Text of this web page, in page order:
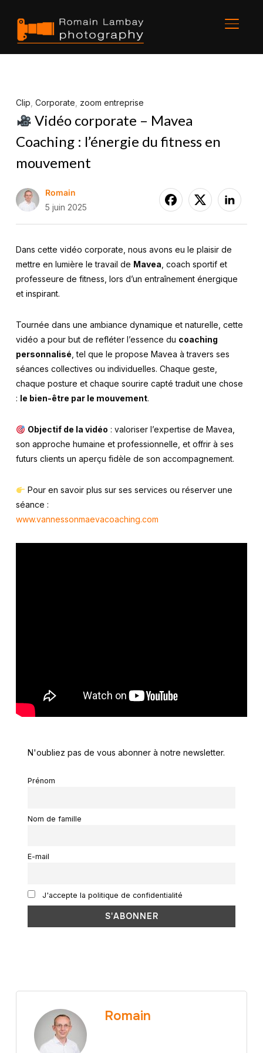
Clip Corporate zoom entreprise
Vidéo corporate – Mavea
Coaching : l’énergie du fitness en
mouvement
Romain
5 juin 2025
Dans cette vidéo corporate, nous avons eu le plaisir de
mettre en lumière le travail de Mavea , coach sportif et
professeure de fitness, lors d’un entraînement énergique
et inspirant.
Tournée dans une ambiance dynamique et naturelle, cette
vidéo a pour but de refléter l’essence du coaching
personnalisé , tel que le propose Mavea à travers ses
séances collectives ou individuelles. Chaque geste,
chaque posture et chaque sourire capté traduit une chose
: le bien-être par le mouvement.
Objectif de la vidéo : valoriser l’expertise de Mavea,
son approche humaine et professionnelle, et offrir à ses
futurs clients un aperçu fidèle de son accompagnement.
Pour en savoir plus sur ses services ou réserver une
séance :
www.vannessonmaevacoaching.com
N'oubliez pas de vous abonner à notre newsletter.
Prénom
Nom de famille
E-mail
J'accepte la politique de confidentialité
Romain